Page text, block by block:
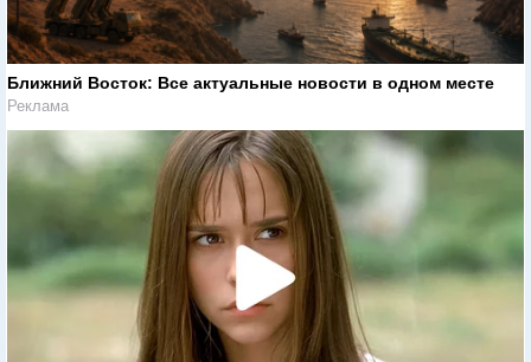
Ближний Восток: Все актуальные новости в одном месте
Реклама